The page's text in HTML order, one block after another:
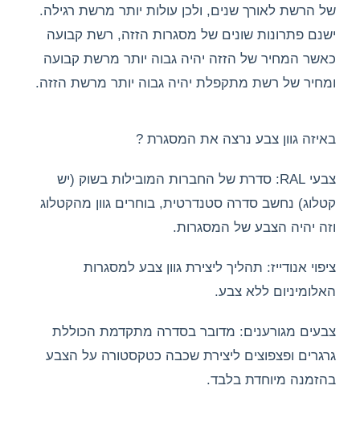
של הרשת לאורך שנים, ולכן עולות יותר מרשת רגילה.
ישנם פתרונות שונים של מסגרות הזזה, רשת קבועה
כאשר המחיר של הזזה יהיה גבוה יותר מרשת קבועה
ומחיר של רשת מתקפלת יהיה גבוה יותר מרשת הזזה.
באיזה גוון צבע נרצה את המסגרת ?
צבעי RAL: סדרת של החברות המובילות בשוק (יש
קטלוג) נחשב סדרה סטנדרטית, בוחרים גוון מהקטלוג
וזה יהיה הצבע של המסגרות.
ציפוי אנודייז: תהליך ליצירת גוון צבע למסגרות
האלומיניום ללא צבע.
צבעים מגורענים: מדובר בסדרה מתקדמת הכוללת
גרגרים ופצפוצים ליצירת שכבה כטקסטורה על הצבע
בהזמנה מיוחדת בלבד.